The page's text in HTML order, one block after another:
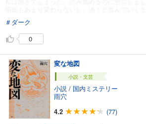
＃ダーク
0
変な地図
小説・文芸
小説 / 国内ミステリー
雨穴
4.2
(77)